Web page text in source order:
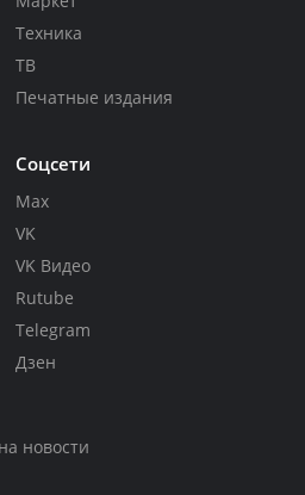
Техника
ТВ
Печатные издания
Соцсети
Max
VK
VK Видео
Rutube
Telegram
Дзен
новости